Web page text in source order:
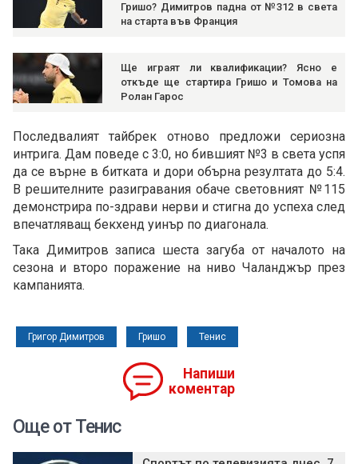
Гришо? Димитров падна от №312 в света
на старта във Франция
Ще играят ли квалификации? Ясно е
откъде ще стартира Гришо и Томова на
Ролан Гарос
Последвалият тайбрек отново предложи сериозна
интрига. Дам поведе с 3:0, но бившият №3 в света успя
да се върне в битката и дори обърна резултата до 5:4.
В решителните разигравания обаче световният №115
демонстрира по-здрави нерви и стигна до успеха след
впечатляващ бекхенд уинър по диагонала.
Така Димитров записа шеста загуба от началото на
сезона и второ поражение на ниво Чаланджър през
кампанията.
Григор Димитров Гришо Тенис
Напиши
коментар
Още от Тенис